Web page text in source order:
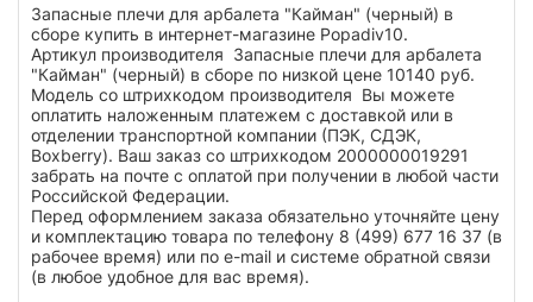
Запасные плечи для арбалета "Кайман" (черный) в
сборе купить в интернет-магазине Popadiv10.
Артикул производителя Запасные плечи для арбалета
"Кайман" (черный) в сборе по низкой цене 10140 руб.
Модель со штрихкодом производителя Вы можете
оплатить наложенным платежем с доставкой или в
отделении транспортной компании (ПЭК, СДЭК,
Boxberry). Ваш заказ со штрихкодом 2000000019291
забрать на почте с оплатой при получении в любой части
Российской Федерации.
Перед оформлением заказа обязательно уточняйте цену
и комплектацию товара по телефону 8 (499) 677 16 37 (в
рабочее время) или по e-mail и системе обратной связи
(в любое удобное для вас время).